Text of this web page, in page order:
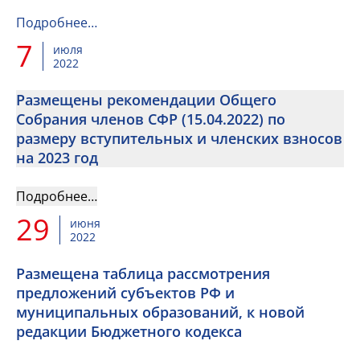
образования на долгос...
Подробнее…
7
июля
2022
Размещены рекомендации Общего
Собрания членов СФР (15.04.2022) по
размеру вступительных и членских взносов
на 2023 год
Подробнее…
29
июня
2022
Размещена таблица рассмотрения
предложений субъектов РФ и
муниципальных образований, к новой
редакции Бюджетного кодекса